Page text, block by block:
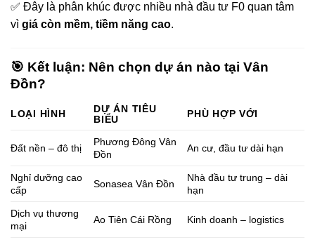
✅ Đây là phân khúc được nhiều nhà đầu tư F0 quan tâm
vì giá còn mềm, tiềm năng cao.
🎯 Kết luận: Nên chọn dự án nào tại Vân
Đồn?
LOẠI HÌNH
DỰ ÁN TIÊU
BIỂU
PHÙ HỢP VỚI
Đất nền – đô thị
Phương Đông Vân
Đồn
An cư, đầu tư dài hạn
Nghỉ dưỡng cao
cấp
Sonasea Vân Đồn
Nhà đầu tư trung – dài
hạn
Dịch vụ thương
mại
Ao Tiên Cái Rồng Kinh doanh – logistics